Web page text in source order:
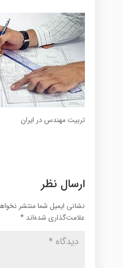
تربیت مهندس در ایران
ارسال نظر
نشانی ایمیل شما منتشر
علامت‌گذاری شده‌اند *